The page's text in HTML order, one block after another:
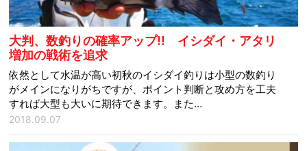
大判、数釣りの確率アップ!! イシダイ・アタリ
増加の戦術を追求
依然として水温が高い初秋のイシダイ釣りは小型の数釣り
がメインになりがちですが、ポイント判断と攻め方を工夫
すれば大型も大いに期待できます。また…
2018.09.07